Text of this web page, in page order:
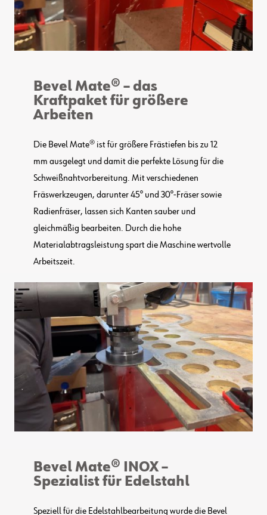
Bevel Mate® – das
Kraftpaket für größere
Arbeiten
Die Bevel Mate® ist für größere Frästiefen bis zu 12
mm ausgelegt und damit die perfekte Lösung für die
Schweißnahtvorbereitung. Mit verschiedenen
Fräswerkzeugen, darunter 45° und 30°-Fräser sowie
Radienfräser, lassen sich Kanten sauber und
gleichmäßig bearbeiten. Durch die hohe
Materialabtragsleistung spart die Maschine wertvolle
Arbeitszeit.
Bevel Mate® INOX –
Spezialist für Edelstahl
Speziell für die Edelstahlbearbeitung wurde die Bevel